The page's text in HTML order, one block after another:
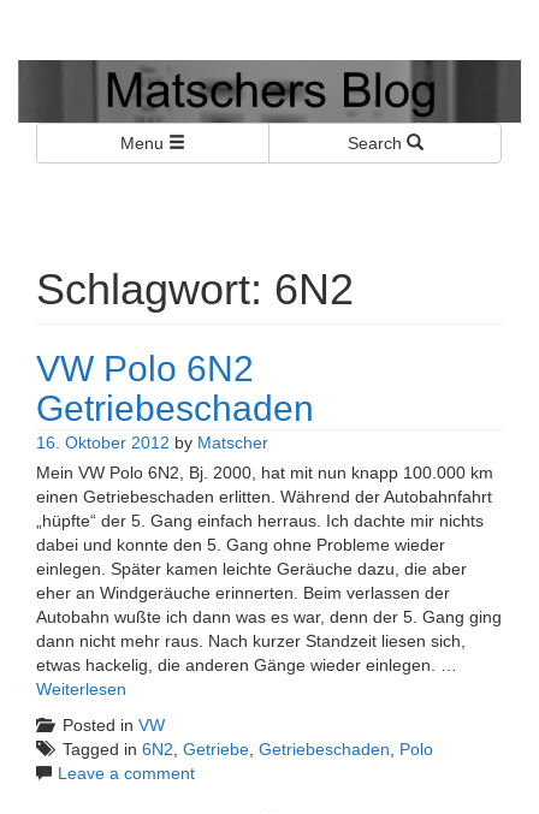
Matschers Blog
Menu Search
Schlagwort: 6N2
VW Polo 6N2
Getriebeschaden
16. Oktober 2012 by Matscher
Mein VW Polo 6N2, Bj. 2000, hat mit nun knapp 100.000 km
einen Getriebeschaden erlitten. Während der Autobahnfahrt
„hüpfte“ der 5. Gang einfach herraus. Ich dachte mir nichts
dabei und konnte den 5. Gang ohne Probleme wieder
einlegen. Später kamen leichte Geräuche dazu, die aber
eher an Windgeräuche erinnerten. Beim verlassen der
Autobahn wußte ich dann was es war, denn der 5. Gang ging
dann nicht mehr raus. Nach kurzer Standzeit liesen sich,
etwas hackelig, die anderen Gänge wieder einlegen. …
Weiterlesen
Posted in VW
Tagged in 6N2, Getriebe, Getriebeschaden, Polo
Leave a comment